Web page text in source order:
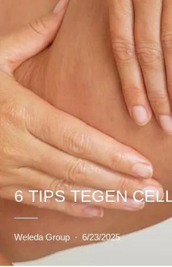
6 TIPS TEGEN
Weleda Group · 6/23/2025